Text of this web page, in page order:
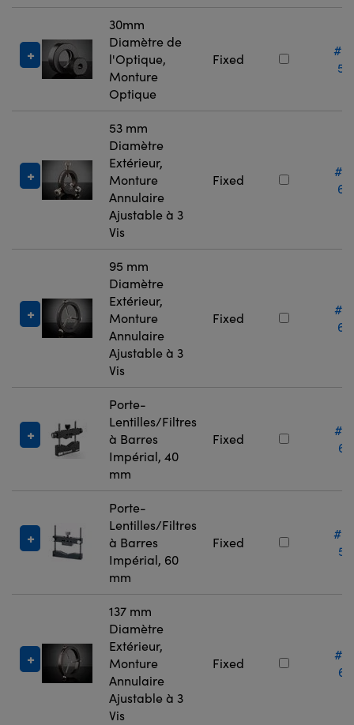
30mm
Diamètre de
l'Optique,
Monture
Optique
Fixed
53 mm
Diamètre
Extérieur,
Monture
Annulaire
Ajustable à 3
Vis
Fixed
95 mm
Diamètre
Extérieur,
Monture
Annulaire
Ajustable à 3
Vis
Fixed
Porte-
Lentilles/Filtres
à Barres
Impérial, 40
mm
Fixed
Porte-
Lentilles/Filtres
à Barres
Impérial, 60
mm
Fixed
137 mm
Diamètre
Extérieur,
Monture
Annulaire
Ajustable à 3
Vis
Fixed